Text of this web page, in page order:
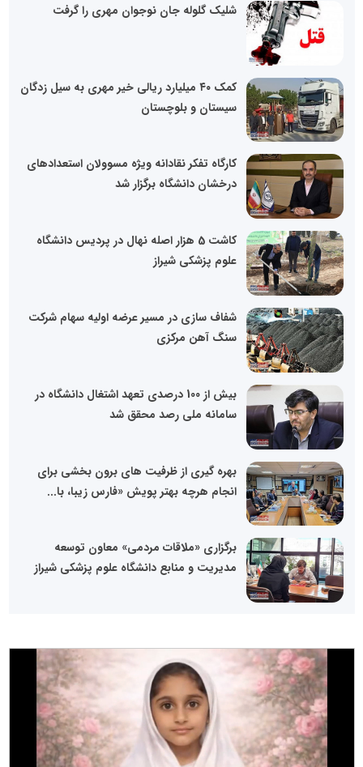
شلیک گلوله جان نوجوان مهری را گرفت
کمک ۴۰ میلیارد ریالی خیر مهری به سیل زدگان
سیستان و بلوچستان
کارگاه تفکر نقادانه ویژه مسوولان استعدادهای
درخشان دانشگاه برگزار شد
کاشت 5 هزار اصله نهال در پردیس دانشگاه
علوم پزشکی شیراز
شفاف سازی در مسیر عرضه اولیه سهام شرکت
سنگ آهن مرکزی
بیش از 100 درصدی تعهد اشتغال دانشگاه در
سامانه ملی رصد محقق شد
بهره گیری از ظرفیت های برون بخشی برای
انجام هرچه بهتر پویش «فارس زیبا، با...
برگزاری «ملاقات مردمی» معاون توسعه
مدیریت و منابع دانشگاه علوم پزشکی شیراز